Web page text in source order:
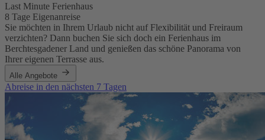
Last Minute Ferienhaus
8 Tage Eigenanreise
Sie möchten in Ihrem Urlaub nicht auf Flexibilität und Freiraum
verzichten? Dann buchen Sie sich doch ein Ferienhaus im
Berchtesgadener Land und genießen das schöne Panorama von
Ihrer eigenen Terrasse aus.
Alle Angebote
Abreise in den nächsten 7 Tagen